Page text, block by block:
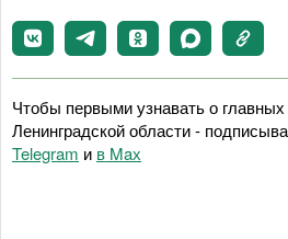
Чтобы первыми узнавать о
Ленинградской области -
Telegram и в Maх